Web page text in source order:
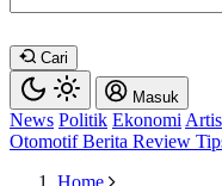
Cari
Masuk
News Politik Ekonomi Artis
OtomotifBerita Review
Home